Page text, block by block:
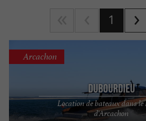
1
Dubourdieu
Location de bateaux dans le
d'Arcachon
Arcachon